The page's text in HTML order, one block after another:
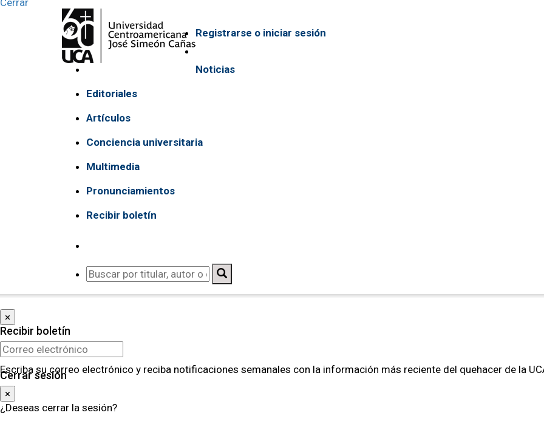
Cerrar
navigation
Registrarse o iniciar sesión
Noticias
Editoriales
Artículos
Conciencia universitaria
Multimedia
Pronunciamientos
Recibir boletín
×
Recibir boletín
Escriba su correo electrónico y reciba notificaciones semanales con la información más reciente del quehacer de la
Cerrar sesión
×
¿Deseas cerrar la sesión?